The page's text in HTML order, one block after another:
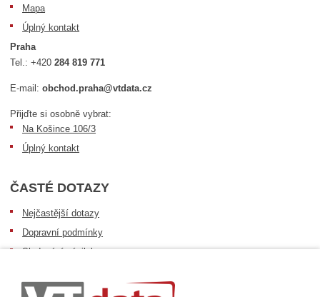
Mapa
Úplný kontakt
Praha
Tel.:+420284 819 771
E-mail:obchod.praha@vtdata.cz
Přijďte si osobně vybrat:
Na Košince 106/3
Úplný kontakt
ČASTÉ DOTAZY
Nejčastější dotazy
Dopravní podmínky
Sledování zásilek
Informace k dostupnosti zboží